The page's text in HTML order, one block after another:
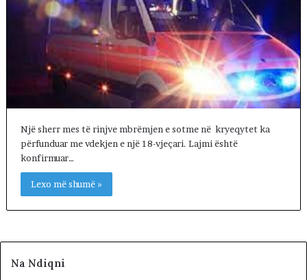
Një sherr mes të rinjve mbrëmjen e sotme në kryeqytet ka
përfunduar me vdekjen e një 18-vjeçari. Lajmi është
konfirmuar…
Lexo më shumë »
Na Ndiqni